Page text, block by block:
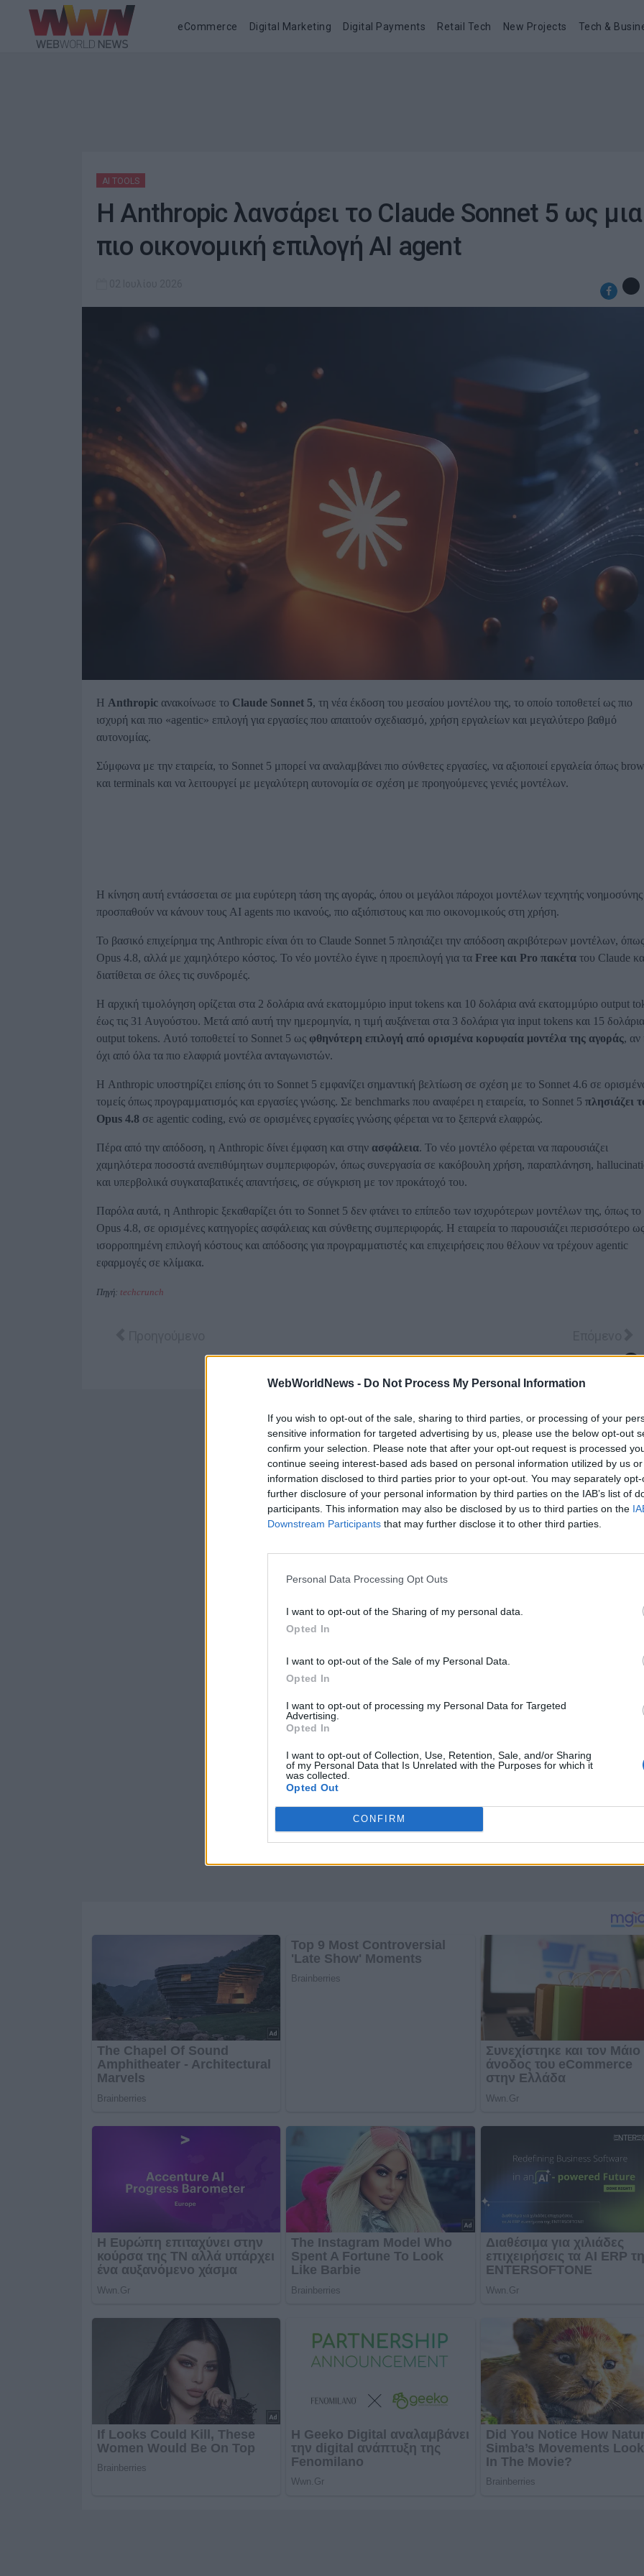
WebWorldNews - Do Not Process My Personal Information
If you wish to opt-out of the sale, sharing to third parties, or processing of your
sensitive information for targeted advertising by us, please use the below opt-out
confirm your selection. Please note that after your opt-out request is processed
continue seeing interest-based ads based on personal information utilized by us
information disclosed to third parties prior to your opt-out. You may separately
further disclosure of your personal information by third parties on the IAB’s list of
participants. This information may also be disclosed by us to third parties on the
Downstream Participants that may further disclose it to other third parties.
Personal Data Processing Opt Outs
I want to opt-out of the Sharing of my personal data.
Opted In
I want to opt-out of the Sale of my Personal Data.
Opted In
I want to opt-out of processing my Personal Data for Targeted
Advertising.
Opted In
I want to opt-out of Collection, Use, Retention, Sale, and/or Sharing
of my Personal Data that Is Unrelated with the Purposes for which it
was collected.
Opted Out
CONFIRM
eCommerce Digital Marketing Digital Payments Retail Tech New Projects Tech &
AI TOOLS
Η Anthropic λανσάρει το Claude Sonnet 5 ως μια
πιο οικονομική επιλογή ΑΙ agent
Η Anthropic ανακοίνωσε το Claude Sonnet 5, τη νέα έκδοση του μεσαίου μοντέλου της, το οποίο τοποθετεί ως πιο
ισχυρή και πιο «agentic» επιλογή για εργασίες που απαιτούν σχεδιασμό, χρήση εργαλείων και μεγαλύτερο βαθμό
αυτονομίας.
Σύμφωνα με την εταιρεία, το Sonnet 5 μπορεί να αναλαμβάνει πιο σύνθετες εργασίες, να αξιοποιεί εργαλεία όπως
και terminals και να λειτουργεί με μεγαλύτερη αυτονομία σε σχέση με προηγούμενες γενιές μοντέλων.
Η κίνηση αυτή εντάσσεται σε μια ευρύτερη τάση της αγοράς, όπου οι μεγάλοι πάροχοι μοντέλων τεχνητής νοημοσύνης
προσπαθούν να κάνουν τους AI agents πιο ικανούς, πιο αξιόπιστους και πιο οικονομικούς στη χρήση.
Το βασικό επιχείρημα της Anthropic είναι ότι το Claude Sonnet 5 πλησιάζει την απόδοση ακριβότερων μοντέλων,
Opus 4.8, αλλά με χαμηλότερο κόστος. Το νέο μοντέλο έγινε η προεπιλογή για τα Free και Pro πακέτα του Claude
διατίθεται σε όλες τις συνδρομές.
Η αρχική τιμολόγηση ορίζεται στα 2 δολάρια ανά εκατομμύριο input tokens και 10 δολάρια ανά εκατομμύριο output
έως τις 31 Αυγούστου. Μετά από αυτή την ημερομηνία, η τιμή αυξάνεται στα 3 δολάρια για input tokens και 15
output tokens. Αυτό τοποθετεί το Sonnet 5 ως φθηνότερη επιλογή από ορισμένα κορυφαία μοντέλα της αγοράς, αν
όχι από όλα τα πιο ελαφριά μοντέλα ανταγωνιστών.
Η Anthropic υποστηρίζει επίσης ότι το Sonnet 5 εμφανίζει σημαντική βελτίωση σε σχέση με το Sonnet 4.6 σε
τομείς όπως προγραμματισμός και εργασίες γνώσης. Σε benchmarks που αναφέρει η εταιρεία, το Sonnet 5 πλησιάζει
Opus 4.8 σε agentic coding, ενώ σε ορισμένες εργασίες γνώσης φέρεται να το ξεπερνά ελαφρώς.
Πέρα από την απόδοση, η Anthropic δίνει έμφαση και στην ασφάλεια. Το νέο μοντέλο φέρεται να παρουσιάζει
χαμηλότερα ποσοστά ανεπιθύμητων συμπεριφορών, όπως συνεργασία σε κακόβουλη χρήση, παραπλάνηση,
και υπερβολικά συγκαταβατικές απαντήσεις, σε σύγκριση με τον προκάτοχό του.
Παρόλα αυτά, η Anthropic ξεκαθαρίζει ότι το Sonnet 5 δεν φτάνει το επίπεδο των ισχυρότερων μοντέλων της, όπως το
Opus 4.8, σε ορισμένες κατηγορίες ασφάλειας και σύνθετης συμπεριφοράς. Η εταιρεία το παρουσιάζει περισσότερο
ισορροπημένη επιλογή κόστους και απόδοσης για προγραμματιστές και επιχειρήσεις που θέλουν να τρέχουν agentic
εφαρμογές σε κλίμακα.
Πηγή: techcrunch
Επόμενο